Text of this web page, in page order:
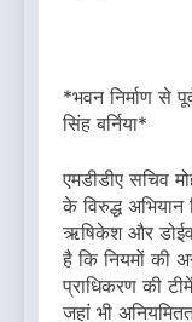
*भवन निर्माण से
सिंह बर्निया*
एमडीडीए सचिव
के विरुद्ध अभियान
ऋषिकेश और
है कि नियमों की
प्राधिकरण की
जहां भी